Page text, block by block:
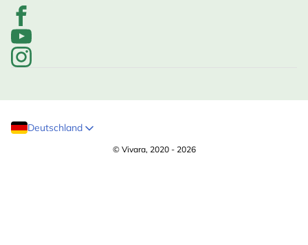
Deutschland
© Vivara, 2020 - 2026